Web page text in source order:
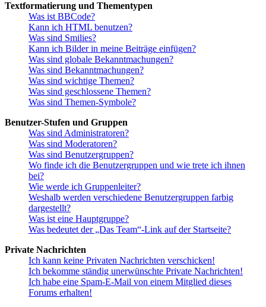
Textformatierung und Thementypen
Was ist BBCode?
Kann ich HTML benutzen?
Was sind Smilies?
Kann ich Bilder in meine Beiträge einfügen?
Was sind globale Bekanntmachungen?
Was sind Bekanntmachungen?
Was sind wichtige Themen?
Was sind geschlossene Themen?
Was sind Themen-Symbole?
Benutzer-Stufen und Gruppen
Was sind Administratoren?
Was sind Moderatoren?
Was sind Benutzergruppen?
Wo finde ich die Benutzergruppen und wie trete ich ihnen
bei?
Wie werde ich Gruppenleiter?
Weshalb werden verschiedene Benutzergruppen farbig
dargestellt?
Was ist eine Hauptgruppe?
Was bedeutet der „Das Team“-Link auf der Startseite?
Private Nachrichten
Ich kann keine Privaten Nachrichten verschicken!
Ich bekomme ständig unerwünschte Private Nachrichten!
Ich habe eine Spam-E-Mail von einem Mitglied dieses
Forums erhalten!